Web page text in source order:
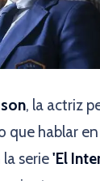
, la actriz
que hablar
la serie'El